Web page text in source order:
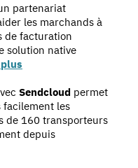
partenariat
les marchands à
de facturation
solution native
Sendcloud permet
facilement les
de 160 transporteurs
depuis